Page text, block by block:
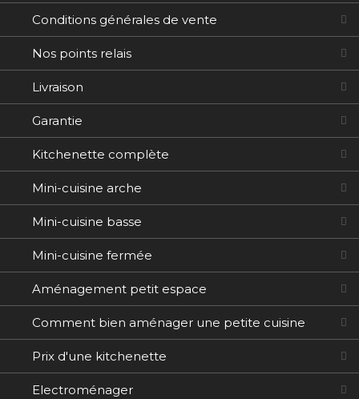
Conditions générales de vente
Nos points relais
Livraison
Garantie
Kitchenette complète
Mini-cuisine arche
Mini-cuisine basse
Mini-cuisine fermée
Aménagement petit espace
Comment bien aménager une petite cuisine
Prix d'une kitchenette
Electroménager